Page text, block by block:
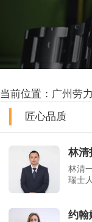
当前位置： 广州劳
匠心品质
林清
林清
瑞士
约翰